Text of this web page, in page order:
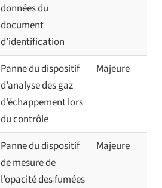
données du
document
d’identification
Panne du dispositif
d’analyse des gaz
d’échappement lors
du contrôle
Majeure
Panne du dispositif
de mesure de
l’opacité des fumées
Majeure